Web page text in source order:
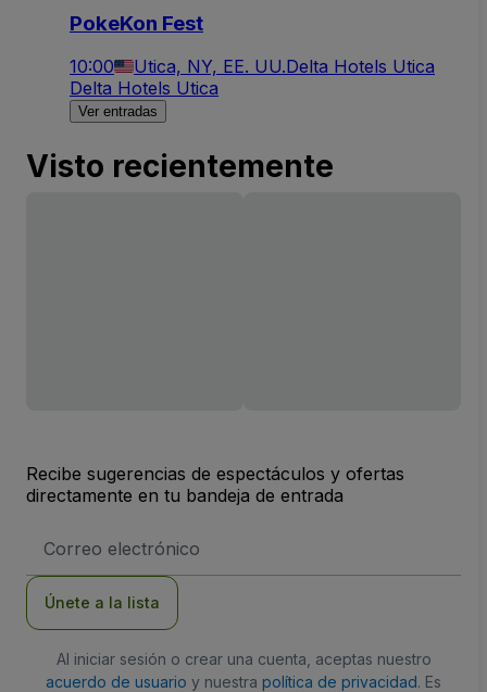
PokeKon Fest
10:00 Utica, NY, EE. UU.Delta Hotels Utica
Delta Hotels Utica
Ver entradas
Visto recientemente
Recibe sugerencias de espectáculos y ofertas
directamente en tu bandeja de entrada
de
Únete a la lista
Al iniciar sesión o crear una cuenta, aceptas nuestro
acuerdo de usuario y nuestra política de privacidad. Es